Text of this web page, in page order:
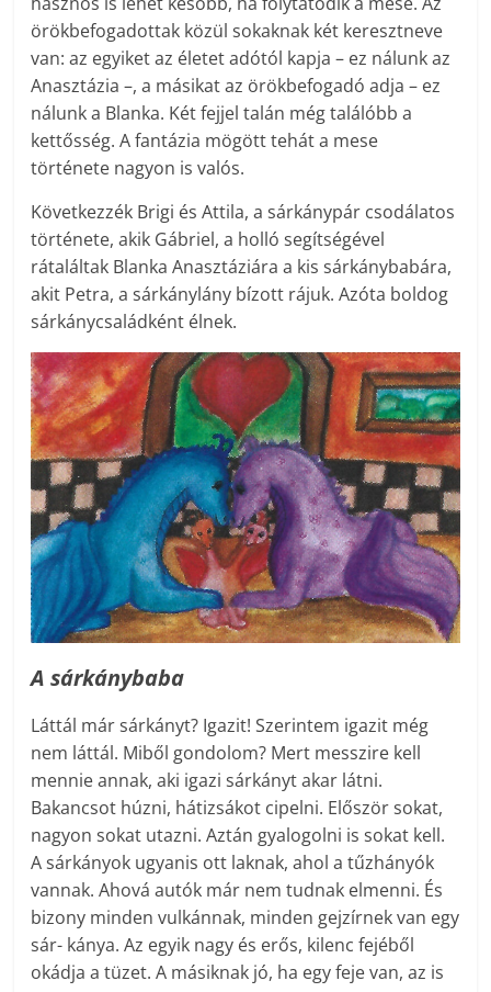
örökbefogadottak közül sokaknak két keresztneve
van: az egyiket az életet adótól kapja – ez nálunk az
Anasztázia –, a másikat az örökbefogadó adja – ez
nálunk a Blanka. Két fejjel talán még találóbb a
kettősség. A fantázia mögött tehát a mese
története nagyon is valós.
Következzék Brigi és Attila, a sárkánypár csodálatos
története, akik Gábriel, a holló segítségével
rátaláltak Blanka Anasztáziára a kis sárkánybabára,
akit Petra, a sárkánylány bízott rájuk. Azóta boldog
sárkánycsaládként élnek.
A sárkánybaba
Láttál már sárkányt? Igazit! Szerintem igazit még
nem láttál. Miből gondolom? Mert messzire kell
mennie annak, aki igazi sárkányt akar látni.
Bakancsot húzni, hátizsákot cipelni. Először sokat,
nagyon sokat utazni. Aztán gyalogolni is sokat kell.
A sárkányok ugyanis ott laknak, ahol a tűzhányók
vannak. Ahová autók már nem tudnak elmenni. És
bizony minden vulkánnak, minden gejzírnek van egy
sár- kánya. Az egyik nagy és erős, kilenc fejéből
okádja a tüzet. A másiknak jó, ha egy feje van, az is